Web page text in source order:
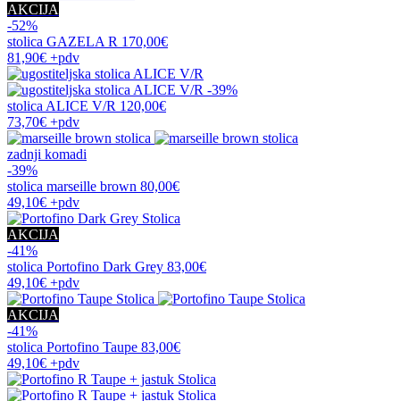
AKCIJA
-52%
stolica GAZELA R 170,00€
81,90€ +pdv
-39%
stolica ALICE V/R 120,00€
73,70€ +pdv
zadnji komadi
-39%
stolica marseille brown 80,00€
49,10€ +pdv
AKCIJA
-41%
stolica Portofino Dark Grey 83,00€
49,10€ +pdv
AKCIJA
-41%
stolica Portofino Taupe 83,00€
49,10€ +pdv